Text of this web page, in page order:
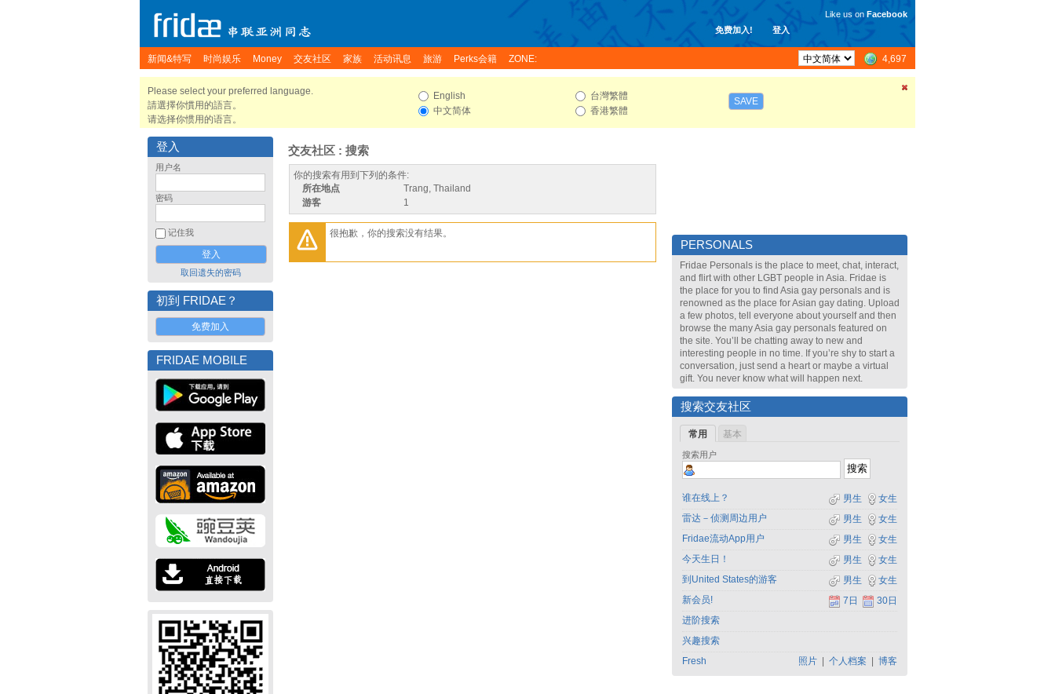
免费加入! 登入
Like us on Facebook
新闻&特写 时尚娱乐 Money 交友社区 家族 活动讯息 旅游 Perks会籍 ZONE: 4,697
Please select your preferred language.
請選擇你慣用的語言。
请选择你惯用的语言。
English
中文简体
台灣繁體
香港繁體
SAVE
登入
用户名
密码
记住我
取回遗失的密码
初到 FRIDAE？
免费加入
FRIDAE MOBILE
交友社区 : 搜索
你的搜索有用到下列的条件:
所在地点
Trang, Thailand
游客
1
很抱歉，你的搜索没有结果。
PERSONALS
Fridae Personals is the place to meet, chat, interact,
and flirt with other LGBT people in Asia. Fridae is
the place for you to find Asia gay personals and is
renowned as the place for Asian gay dating. Upload
a few photos, tell everyone about yourself and then
browse the many Asia gay personals featured on
the site. You’ll be chatting away to new and
interesting people in no time. If you’re shy to start a
conversation, just send a heart or maybe a virtual
gift. You never know what will happen next.
搜索交友社区
常用 基本
搜索用户
谁在线上？ 女生
男生
雷达－侦测周边用户
女生
男生
Fridae流动App用户
女生
男生
今天生日！
女生
男生
到United States的游客
女生
男生
新会员!
30日
7日
进阶搜索
兴趣搜索
Fresh
照片 个人档案 博客